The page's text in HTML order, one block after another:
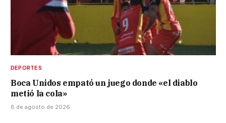
DEPORTES
Boca Unidos empató un juego donde «el diablo
metió la cola»
8 de agosto de 2026